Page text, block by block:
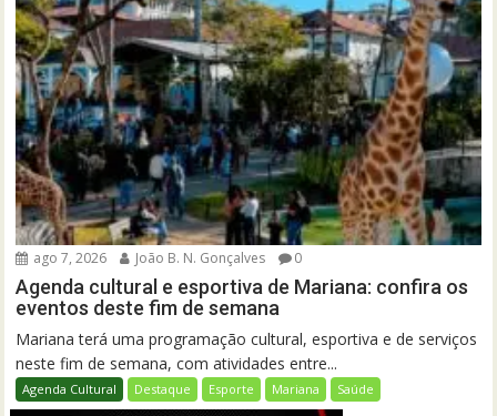
ago 7, 2026 João B. N. Gonçalves 0
Agenda cultural e esportiva de Mariana: confira os
eventos deste fim de semana
Mariana terá uma programação cultural, esportiva e de serviços
neste fim de semana, com atividades entre...
Agenda Cultural Destaque Esporte Mariana Saúde